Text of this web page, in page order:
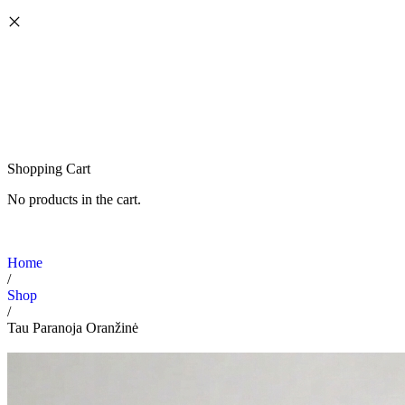
Shopping Cart
No products in the cart.
Home
/
Shop
/
Tau Paranoja Oranžinė